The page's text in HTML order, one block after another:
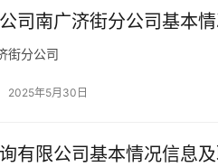
司南广济街分公司基本
街分公司
2025年5月30日
有限公司基本情况信息